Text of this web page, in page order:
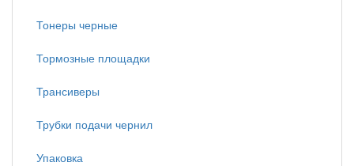
Тонеры черные
Тормозные площадки
Трансиверы
Трубки подачи чернил
Упаковка